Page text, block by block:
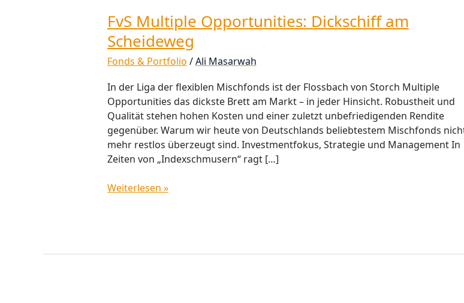
FvS Multiple Opportunities: Dickschiff am
Scheideweg
Fonds & Portfolio /Ali Masarwah
In der Liga der flexiblen Mischfonds ist der Flossbach von Storch Multiple
Opportunities das dickste Brett am Markt – in jeder Hinsicht. Robustheit und
Qualität stehen hohen Kosten und einer zuletzt unbefriedigenden Rendite
gegenüber. Warum wir heute von Deutschlands beliebtestem Mischfonds
mehr restlos überzeugt sind. Investmentfokus, Strategie und Management In
Zeiten von „Indexschmusern“ ragt […]
Weiterlesen »